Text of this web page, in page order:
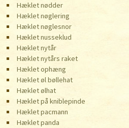
Hæklet nødder
Hæklet nøglering
Hæklet nøglesnor
Hæklet nusseklud
Hæklet nytår
Hæklet nytårs raket
Hæklet ophæng
Hæklet øl bøllehat
Hæklet ølhat
Hæklet på kniblepinde
Hæklet pacmann
Hæklet panda